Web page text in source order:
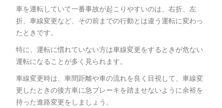
車を運転していて一番事故が起こりやすいのは、右折、左
折、車線変更など、その前までの行動とは違う運転に変わっ
たときです。
特に、運転に慣れていない方は車線変更をするときが危ない
運転になることが多く見られます。
車線変更時は、車間距離や車の流れを良く目視して、車線変
更したときの後方車に急ブレーキを踏ませないように余裕を
持った進路変更をしましょう。